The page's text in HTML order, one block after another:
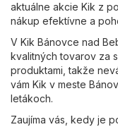
aktuálne akcie Kik z
nákup efektívne a
V Kik Bánovce nad
kvalitných tovarov za
produktami, takže
vám Kik v meste
letákoch.
Zaujíma vás, kedy je